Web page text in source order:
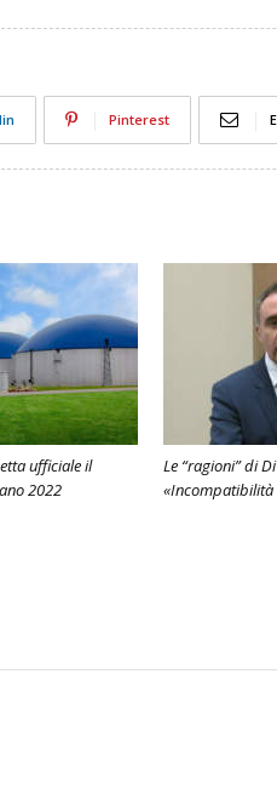
Pinterest
ufficiale il
2022
Le “ragioni” di
«Incompatibilità